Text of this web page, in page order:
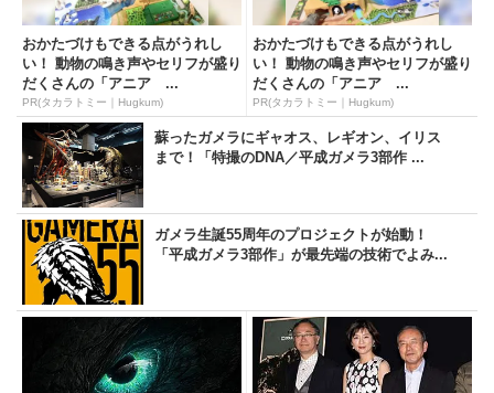
おかたづけもできる点がうれし
い！ 動物の鳴き声やセリフが盛り
だくさんの「アニア ...
PR(タカラトミー｜Hugkum)
おかたづけもできる点がうれし
い！ 動物の鳴き声やセリフが盛り
だくさんの「アニア ...
PR(タカラトミー｜Hugkum)
蘇ったガメラにギャオス、レギオン、イリス
まで！「特撮のDNA／平成ガメラ3部作 ...
ガメラ生誕55周年のプロジェクトが始動！
「平成ガメラ3部作」が最先端の技術でよみ...